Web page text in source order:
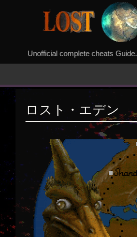
Unofficial complete cheats Guide.
ロスト・エデン